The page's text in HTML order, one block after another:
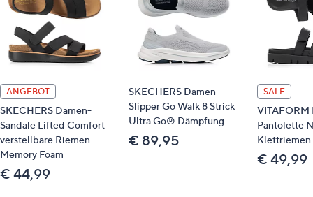
ANGEBOT
SKECHERS Damen-
Sandale Lifted Comfort
verstellbare Riemen
Memory Foam
€ 44,99
SKECHERS Damen-
Slipper Go Walk 8 Strick
Ultra Go® Dämpfung
€ 89,95
SALE
VITAFORM
Pantolette
Klettriemen
€ 49,99